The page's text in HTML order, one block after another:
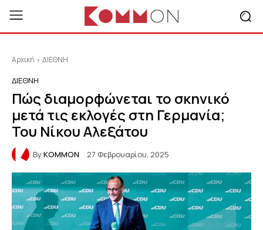
Αρχική ΔΙΕΘΝΗ
ΔΙΕΘΝΗ
Πώς διαμορφώνεται το σκηνικό
μετά τις εκλογές στη Γερμανία;
Του Νίκου Αλεξάτου
ByKOMMON 27 Φεβρουαρίου, 2025